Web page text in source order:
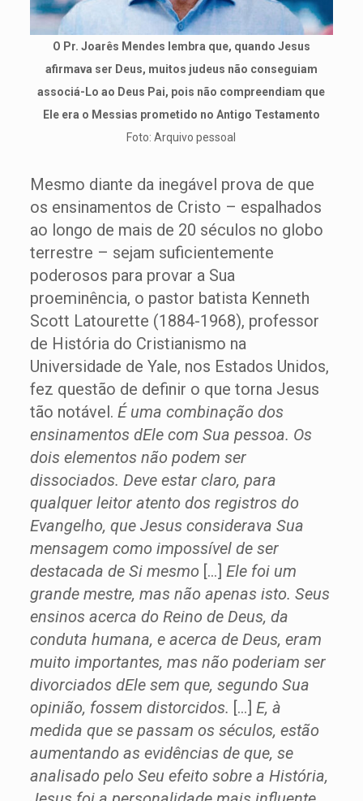
O Pr. Joarês Mendes lembra que, quando Jesus
afirmava ser Deus, muitos judeus não conseguiam
associá-Lo ao Deus Pai, pois não compreendiam que
Ele era o Messias prometido no Antigo Testamento
Foto: Arquivo pessoal
Mesmo diante da inegável prova de que
os ensinamentos de Cristo – espalhados
ao longo de mais de 20 séculos no globo
terrestre – sejam suficientemente
poderosos para provar a Sua
proeminência, o pastor batista Kenneth
Scott Latourette (1884-1968), professor
de História do Cristianismo na
Universidade de Yale, nos Estados Unidos,
fez questão de definir o que torna Jesus
tão notável. É uma combinação dos
ensinamentos dEle com Sua pessoa. Os
dois elementos não podem ser
dissociados. Deve estar claro, para
qualquer leitor atento dos registros do
Evangelho, que Jesus considerava Sua
mensagem como impossível de ser
destacada de Si mesmo […] Ele foi um
grande mestre, mas não apenas isto. Seus
ensinos acerca do Reino de Deus, da
conduta humana, e acerca de Deus, eram
muito importantes, mas não poderiam ser
divorciados dEle sem que, segundo Sua
opinião, fossem distorcidos. […] E, à
medida que se passam os séculos, estão
aumentando as evidências de que, se
analisado pelo Seu efeito sobre a História,